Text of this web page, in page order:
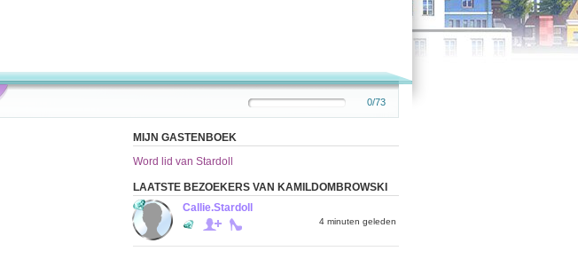
0/73
MIJN GASTENBOEK
Word lid van Stardoll
LAATSTE BEZOEKERS VAN KAMILDOMBROWSKI
Callie.Stardoll
4 minuten geleden